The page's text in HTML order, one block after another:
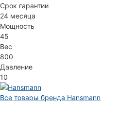
Срок гарантии
24 месяца
Мощность
45
Вес
800
Давление
10
Все товары бренда Hansmann